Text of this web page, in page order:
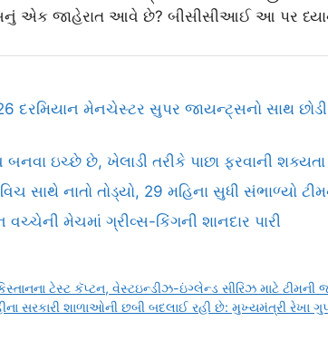
એક જાહેરાત આવે છે? બીસીસીઆઈ આ પર
દરમિયાન મેનચેસ્ટર સુપર જાયન્ટ્સનો સાથ
ઇચ્છે છે, ખેલાડી તરીકે પાછા ફરવાની શક્યતા
સાથે નાતો તોડ્યો, 29 મહિના સુધી સંભાળ્યો
મેચમાં ગ્રીવ્સ-કિંગની શાનદાર પારી
ટેસ્ટ કૅપ્ટન, વેસ્ટઇન્ડીઝ-ઇંગ્લેન્ડ સીરિઝ માટે ટીમની
સરકારી શાળાઓની છબી બદલાઈ રહી છે: મુખ્યમંત્રી રેખા